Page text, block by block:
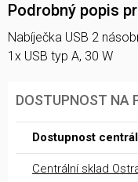
Podrobný popis
Nabíječka USB 2
1x USB typ A, 30 W
DOSTUPNOST NA
Dostupnost
Centrální sklad